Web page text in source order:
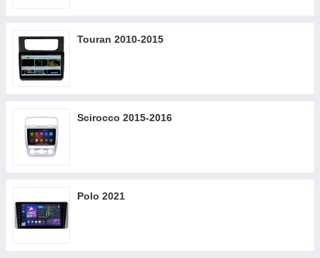
Touran 2010-2015
Scirocco 2015-2016
Polo 2021